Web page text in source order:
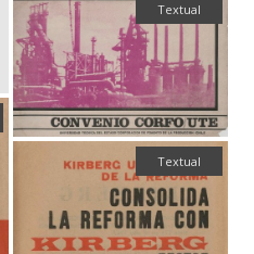
Textual
Textual